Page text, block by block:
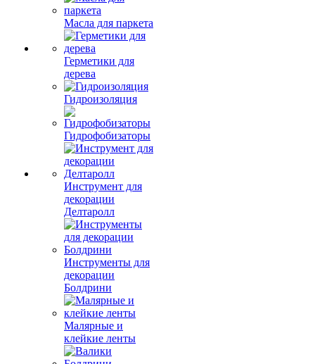
Масла для паркета
Герметики для
дерева
Гидроизоляция
Гидрофобизаторы
Инструмент для
декорации
Делтаролл
Инструменты для
декорации
Болдрини
Малярные и
клейкие ленты